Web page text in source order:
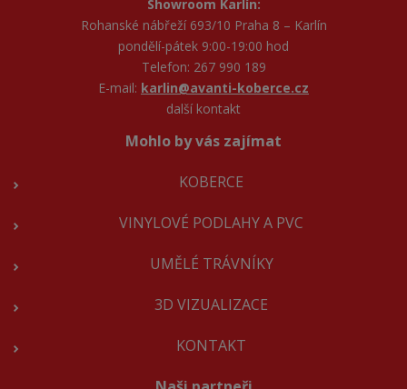
Showroom Karlín:
Rohanské nábřeží 693/10 Praha 8 – Karlín
pondělí-pátek 9:00-19:00 hod
Telefon: 267 990 189
E-mail: karlin@avanti-koberce.cz
další kontakt
Mohlo by vás zajímat
KOBERCE
VINYLOVÉ PODLAHY A PVC
UMĚLÉ TRÁVNÍKY
3D VIZUALIZACE
KONTAKT